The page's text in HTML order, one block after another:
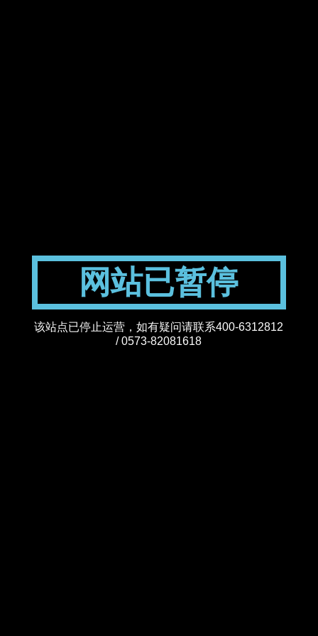
网站已暂停
该站点已停止运营，如有疑问请联系400-6312812
/ 0573-82081618